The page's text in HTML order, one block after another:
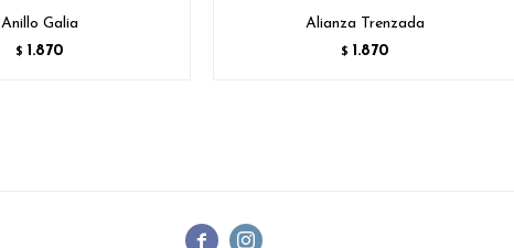
Anillo Galia
$ 1.870
Alianza Trenzada
$ 1.870
 